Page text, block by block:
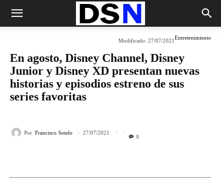
Entretenimiento
Modificado: 27/07/2021
En agosto, Disney Channel, Disney
Junior y Disney XD presentan nuevas
historias y episodios estreno de sus
series favoritas
Por Francisco Sotelo 27/07/2021
0